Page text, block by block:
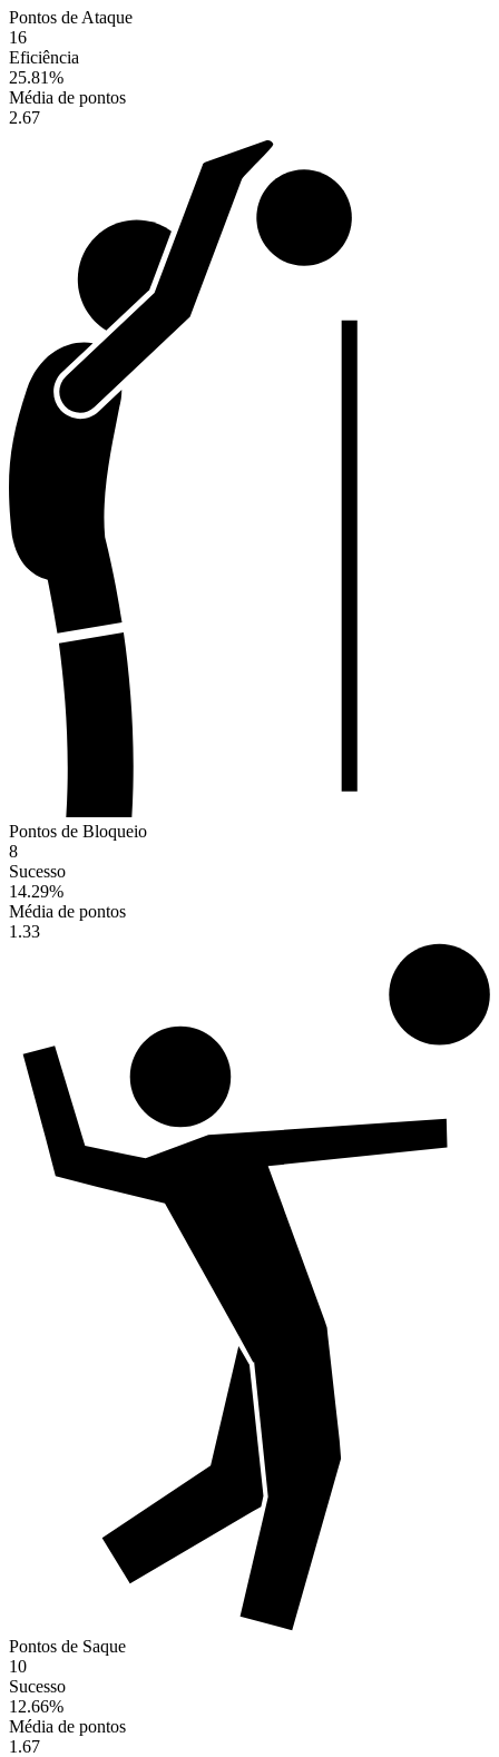
Pontos de Ataque
16
Eficiência
25.81%
Média de pontos
2.67
Pontos de Bloqueio
8
Sucesso
14.29%
Média de pontos
1.33
Pontos de Saque
10
Sucesso
12.66%
Média de pontos
1.67